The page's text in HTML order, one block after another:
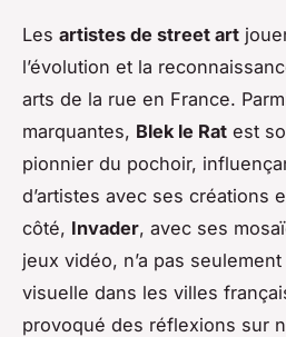
Les artistes de street art
l’évolution et la
arts de la rue en France.
marquantes, Blek le Rat est
pionnier du pochoir,
d’artistes avec ses créations
côté, Invader, avec ses
jeux vidéo, n’a pas
visuelle dans les villes
provoqué des réflexions sur